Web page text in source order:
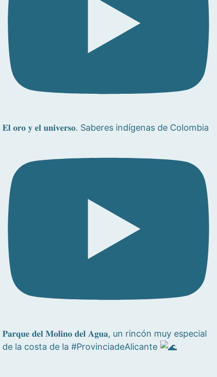
𝐄𝐥 𝐨𝐫𝐨 𝐲 𝐞𝐥 𝐮𝐧𝐢𝐯𝐞𝐫𝐬𝐨. Saberes indígenas de Colombia
𝐏𝐚𝐫𝐪𝐮𝐞 𝐝𝐞𝐥 𝐌𝐨𝐥𝐢𝐧𝐨 𝐝𝐞𝐥 𝐀𝐠𝐮𝐚, un rincón muy especial
de la costa de la #ProvinciadeAlicante